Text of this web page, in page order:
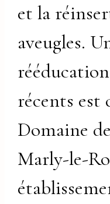
et la
aveugles.
récents est
Domaine
Marly-le-